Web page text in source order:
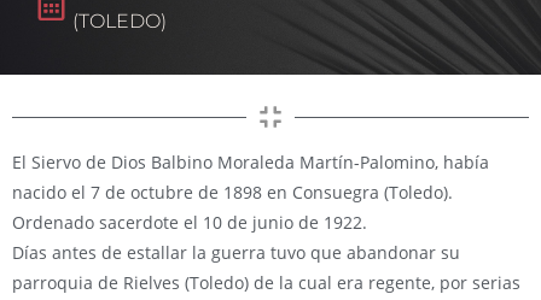
(TOLEDO)
El Siervo de Dios Balbino Moraleda Martín-Palomino, había
nacido el 7 de octubre de 1898 en Consuegra (Toledo).
Ordenado sacerdote el 10 de junio de 1922.
Días antes de estallar la guerra tuvo que abandonar su
parroquia de Rielves (Toledo) de la cual era regente, por serias